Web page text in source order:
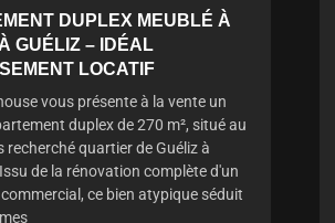
DUPLEX MEUBLÉ À
GUÉLIZ – IDÉAL
LOCATIF
vous présente à la vente un
duplex de 270 m², situé au
quartier de Guéliz à
de la rénovation complète d'un
ce bien atypique séduit